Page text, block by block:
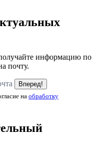
информацию по
почту.
Вперед!
на обработку